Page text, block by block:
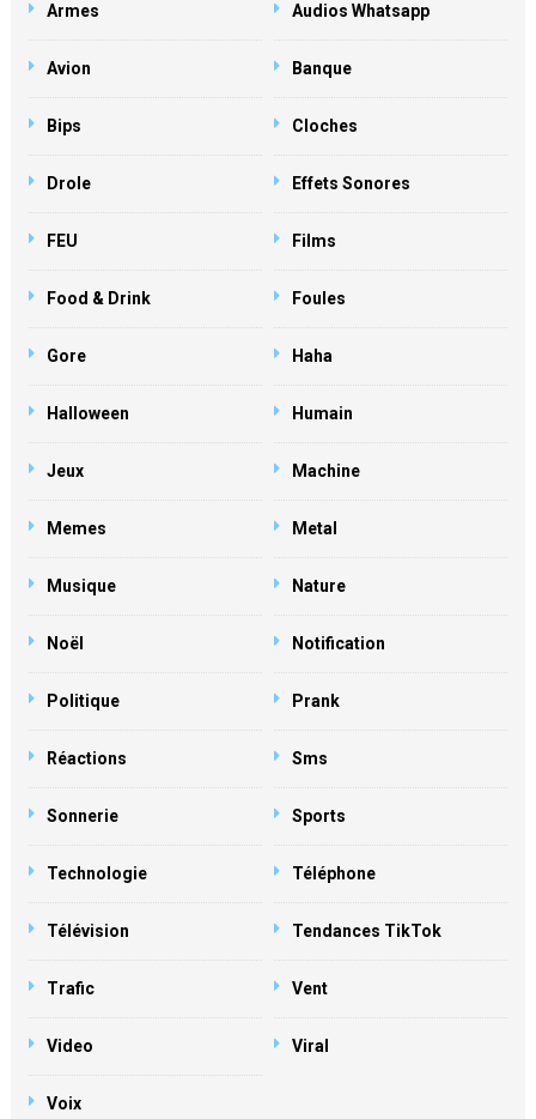
Armes Audios Whatsapp
Avion Banque
Bips Cloches
Drole Effets Sonores
FEU Films
Food & Drink Foules
Gore Haha
Halloween Humain
Jeux Machine
Memes Metal
Musique Nature
Noël Notification
Politique Prank
Réactions Sms
Sonnerie Sports
Technologie Téléphone
Télévision Tendances TikTok
Trafic Vent
Video Viral
Voix